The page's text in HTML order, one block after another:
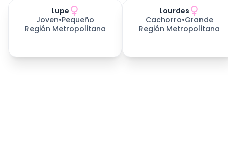
Lupe
Joven•Pequeño
Región Metropolitana
Lourdes
Cachorro•Grande
Región Metropolitana